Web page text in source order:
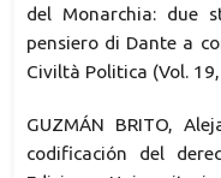
del Monarchia: due
pensiero di Dante a
Civiltà Politica (Vol.
GUZMÁN BRITO,
codificación del